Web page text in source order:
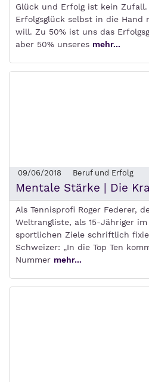
Glück und Erfolg ist kein
Erfolgsglück selbst in die Hand
will. Zu 50% ist uns das
aber 50% unseres mehr...
09/06/2018 Beruf und Erfolg
Mentale Stärke | Die
Als Tennisprofi Roger Federer,
Weltrangliste, als 15-Jähriger
sportlichen Ziele schriftlich
Schweizer: „In die Top Ten
Nummer mehr...